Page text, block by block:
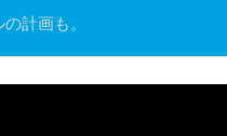
計画も。